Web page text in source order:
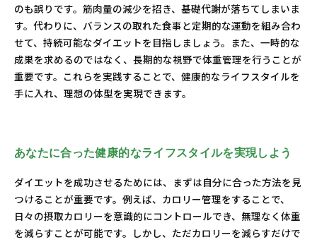
のも誤りです。筋肉量の減少を招き、基礎代謝が落ちてしまいま
す。代わりに、バランスの取れた食事と定期的な運動を組み合わ
せて、持続可能なダイエットを目指しましょう。また、一時的な
成果を求めるのではなく、長期的な視野で体重管理を行うことが
重要です。これらを実践することで、健康的なライフスタイルを
手に入れ、理想の体型を実現できます。
あなたに合った健康的なライフスタイルを実現しよう
ダイエットを成功させるためには、まずは自分に合った方法を見
つけることが重要です。例えば、カロリー管理をすることで、
日々の摂取カロリーを意識的にコントロールでき、無理なく体重
を減らすことが可能です。しかし、ただカロリーを減らすだけで